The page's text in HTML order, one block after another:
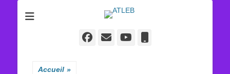
ATLEB
Facebook
E-
YouTube
Accueil »